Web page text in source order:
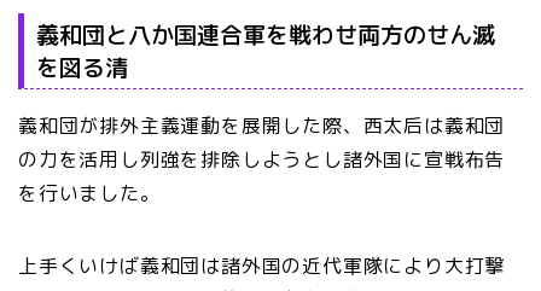
義和団と八か国連合軍を戦わせ両方のせん滅
を図る清
義和団が排外主義運動を展開した際、西太后は義和団
の力を活用し列強を排除しようとし諸外国に宣戦布告
を行いました。
上手くいけば義和団は諸外国の近代軍隊により大打撃